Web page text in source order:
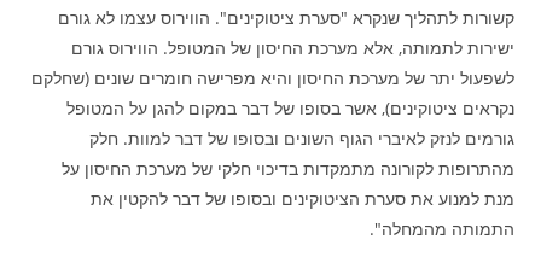
קשורות לתהליך שנקרא "סערת ציטוקינים". הווירוס עצמו לא גורם
ישירות לתמותה, אלא מערכת החיסון של המטופל. הווירוס גורם
לשפעול יתר של מערכת החיסון והיא מפרישה חומרים שונים (שחלקם
נקראים ציטוקינים), אשר בסופו של דבר במקום להגן על המטופל
גורמים לנזק לאיברי הגוף השונים ובסופו של דבר למוות. חלק
מהתרופות לקורונה מתמקדות בדיכוי חלקי של מערכת החיסון על
מנת למנוע את סערת הציטוקינים ובסופו של דבר להקטין את
התמותה מהמחלה".